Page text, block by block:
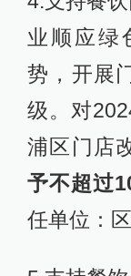
业顺应绿
势，开展
级。对
浦区门店
予不超过
任单位：